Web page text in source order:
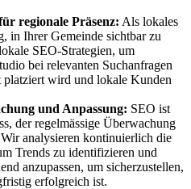
regionale Präsenz: Als lokales
in Ihrer Gemeinde sichtbar zu
SEO-Strategien, um
bei relevanten Suchanfragen
wird und lokale Kunden
und Anpassung: SEO ist
der regelmässige Überwachung
analysieren kontinuierlich die
Trends zu identifizieren und
anzupassen, um sicherzustellen,
erfolgreich ist.